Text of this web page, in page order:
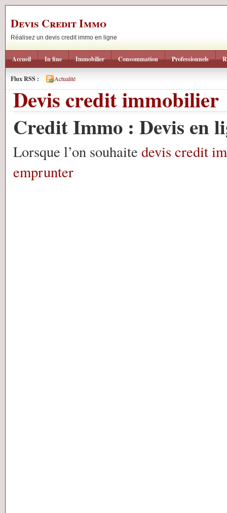
Devis Credit Immo
Réalisez un devis credit immo en ligne
Accueil In fine Immobilier Consommation Professionnels
Flux RSS : Actualité
Devis credit immobilier
Credit Immo : Devis en
Lorsque l’on souhaite devis credit
emprunter